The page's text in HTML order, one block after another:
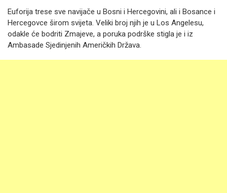
Euforija trese sve navijače u Bosni i Hercegovini, ali i Bosance i
Hercegovce širom svijeta. Veliki broj njih je u Los Angelesu,
odakle će bodriti Zmajeve, a poruka podrške stigla je i iz
Ambasade Sjedinjenih Američkih Država.